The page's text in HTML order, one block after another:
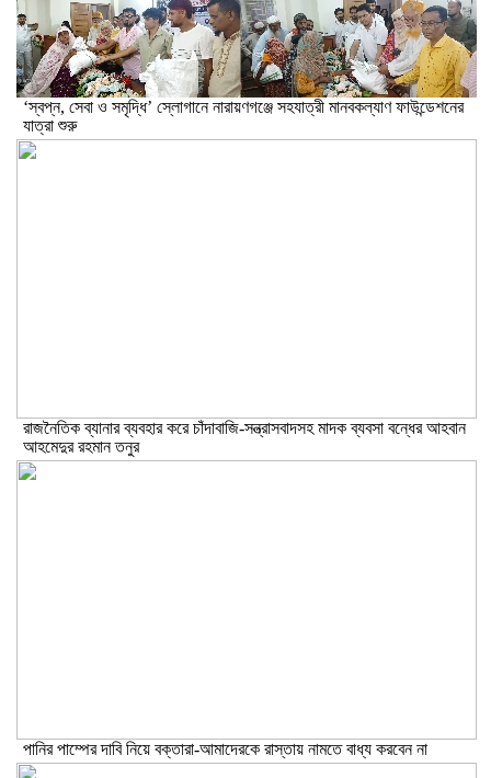
‘স্বপ্ন, সেবা ও সমৃদ্ধি’ স্লোগানে নারায়ণগঞ্জে সহযাত্রী মানবকল্যাণ ফাউন্ডেশনের
যাত্রা শুরু
রাজনৈতিক ব্যানার ব্যবহার করে চাঁদাবাজি-সন্ত্রাসবাদসহ মাদক ব্যবসা বন্ধের আহবান
আহমেদুর রহমান তনুর
পানির পাম্পের দাবি নিয়ে বক্তারা-আমাদেরকে রাস্তায় নামতে বাধ্য করবেন না